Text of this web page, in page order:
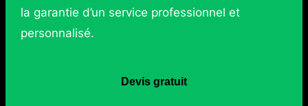
la garantie d’un service professionnel et
personnalisé.
Devis gratuit